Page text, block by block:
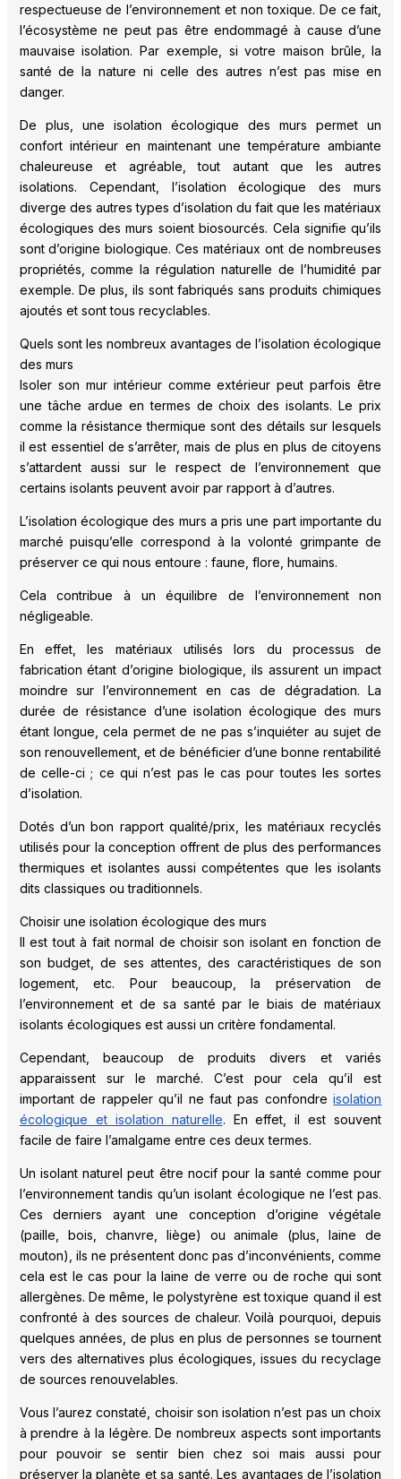
respectueuse de l’environnement et non toxique. De ce fait,
l’écosystème ne peut pas être endommagé à cause d’une
mauvaise isolation. Par exemple, si votre maison brûle, la
santé de la nature ni celle des autres n’est pas mise en
danger.
De plus, une isolation écologique des murs permet un
confort intérieur en maintenant une température ambiante
chaleureuse et agréable, tout autant que les autres
isolations. Cependant, l’isolation écologique des murs
diverge des autres types d’isolation du fait que les matériaux
écologiques des murs soient biosourcés. Cela signifie qu’ils
sont d’origine biologique. Ces matériaux ont de nombreuses
propriétés, comme la régulation naturelle de l’humidité par
exemple. De plus, ils sont fabriqués sans produits chimiques
ajoutés et sont tous recyclables.
Quels sont les nombreux avantages de l’isolation écologique
des murs
Isoler son mur intérieur comme extérieur peut parfois être
une tâche ardue en termes de choix des isolants. Le prix
comme la résistance thermique sont des détails sur lesquels
il est essentiel de s’arrêter, mais de plus en plus de citoyens
s’attardent aussi sur le respect de l’environnement que
certains isolants peuvent avoir par rapport à d’autres.
L’isolation écologique des murs a pris une part importante du
marché puisqu’elle correspond à la volonté grimpante de
préserver ce qui nous entoure : faune, flore, humains.
Cela contribue à un équilibre de l’environnement non
négligeable.
En effet, les matériaux utilisés lors du processus de
fabrication étant d’origine biologique, ils assurent un impact
moindre sur l’environnement en cas de dégradation. La
durée de résistance d’une isolation écologique des murs
étant longue, cela permet de ne pas s’inquiéter au sujet de
son renouvellement, et de bénéficier d’une bonne rentabilité
de celle-ci ; ce qui n’est pas le cas pour toutes les sortes
d’isolation.
Dotés d’un bon rapport qualité/prix, les matériaux recyclés
utilisés pour la conception offrent de plus des performances
thermiques et isolantes aussi compétentes que les isolants
dits classiques ou traditionnels.
Choisir une isolation écologique des murs
Il est tout à fait normal de choisir son isolant en fonction de
son budget, de ses attentes, des caractéristiques de son
logement, etc. Pour beaucoup, la préservation de
l’environnement et de sa santé par le biais de matériaux
isolants écologiques est aussi un critère fondamental.
Cependant, beaucoup de produits divers et variés
apparaissent sur le marché. C’est pour cela qu’il est
important de rappeler qu’il ne faut pas confondreisolation
écologique et isolation naturelle. En effet, il est souvent
facile de faire l’amalgame entre ces deux termes.
Un isolant naturel peut être nocif pour la santé comme pour
l’environnement tandis qu’un isolant écologique ne l’est pas.
Ces derniers ayant une conception d’origine végétale
(paille, bois, chanvre, liège) ou animale (plus, laine de
mouton), ils ne présentent donc pas d’inconvénients, comme
cela est le cas pour la laine de verre ou de roche qui sont
allergènes. De même, le polystyrène est toxique quand il est
confronté à des sources de chaleur. Voilà pourquoi, depuis
quelques années, de plus en plus de personnes se tournent
vers des alternatives plus écologiques, issues du recyclage
de sources renouvelables.
Vous l’aurez constaté, choisir son isolation n’est pas un choix
à prendre à la légère. De nombreux aspects sont importants
pour pouvoir se sentir bien chez soi mais aussi pour
préserver la planète et sa santé. Les avantages de l’isolation